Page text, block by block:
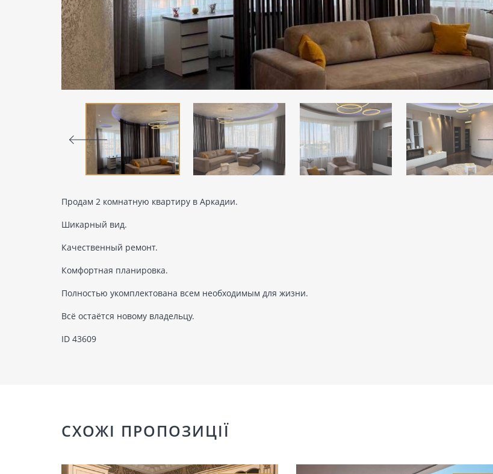
Продам 2 комнатную квартиру в Аркадии.
Шикарный вид.
Качественный ремонт.
Комфортная планировка.
Полностью укомплектована всем необходимым для жизни.
Всё остаётся новому владельцу.
ID 43609
СХОЖІ ПРОПОЗИЦІЇ